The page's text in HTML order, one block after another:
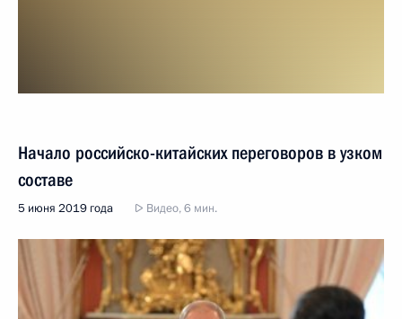
Начало российско-китайских переговоров в узком
составе
5 июня 2019 года Видео, 6 мин.